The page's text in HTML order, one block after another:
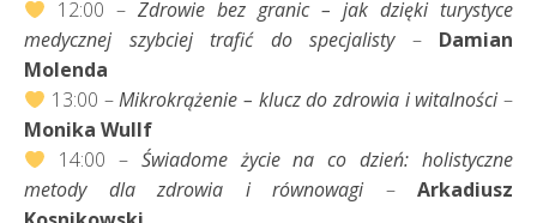
12:00 –Zdrowie bez granic – jak dzięki turystyce
medycznej szybciej trafić do specjalisty– Damian
Molenda
13:00 –Mikrokrążenie – klucz do zdrowia i witalności–
Monika Wullf
14:00 – Świadome życie na co dzień: holistyczne
metody dla zdrowia i równowagi– Arkadiusz